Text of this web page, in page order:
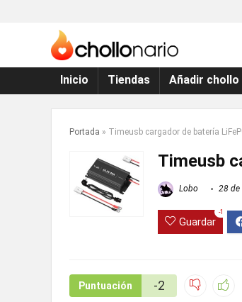
Inicio Tiendas Añadir chollo
Portada » Timeusb cargador de batería
Timeusb
Lobo 28 de
Guardar
-1
Puntuación -2